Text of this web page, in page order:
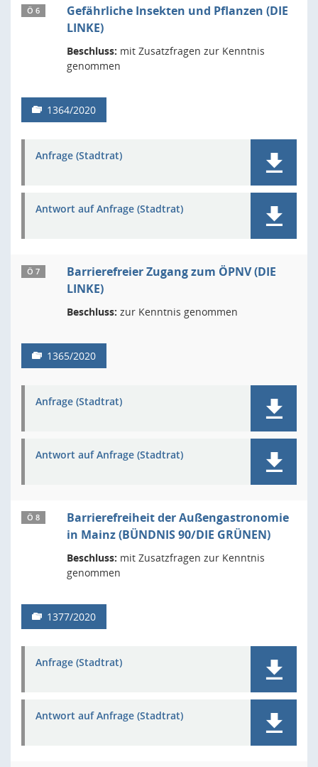
Ö 6
Gefährliche Insekten und Pflanzen (DIE
LINKE)
Beschluss: mit Zusatzfragen zur Kenntnis
genommen
1364/2020
Anfrage (Stadtrat)
Antwort auf Anfrage (Stadtrat)
Ö 7
Barrierefreier Zugang zum ÖPNV (DIE
LINKE)
Beschluss: zur Kenntnis genommen
1365/2020
Anfrage (Stadtrat)
Antwort auf Anfrage (Stadtrat)
Ö 8
Barrierefreiheit der Außengastronomie
in Mainz (BÜNDNIS 90/DIE GRÜNEN)
Beschluss: mit Zusatzfragen zur Kenntnis
genommen
1377/2020
Anfrage (Stadtrat)
Antwort auf Anfrage (Stadtrat)